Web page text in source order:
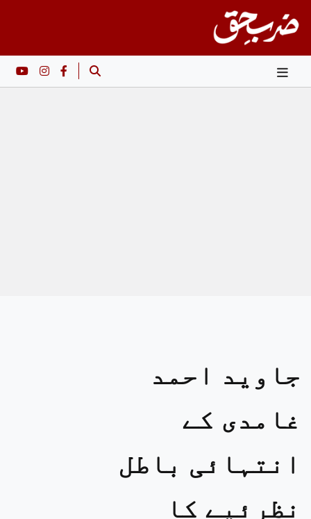
content
جاوید احمد
غامدی کے
انتہائی باطل
نظرئیے کا